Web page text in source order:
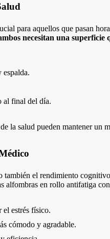
para aquellos que pasan
necesitan una
espalda.
al final del día.
la salud pueden mantener un
también el rendimiento
alfombras en rollo antifatiga
estrés físico.
cómodo y agradable.